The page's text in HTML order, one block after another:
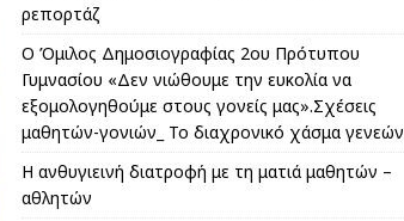
ρεπορτάζ
Ο Όμιλος Δημοσιογραφίας 2ου Πρότυπου
Γυμνασίου «Δεν νιώθουμε την ευκολία να
εξομολογηθούμε στους γονείς μας».Σχέσεις
μαθητών-γονιών_ Το διαχρονικό χάσμα γενεών
Η ανθυγιεινή διατροφή με τη ματιά μαθητών –
αθλητών